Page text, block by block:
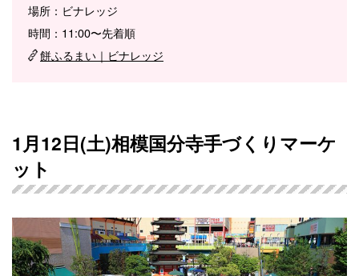
場所：ビナレッジ
時間：11:00〜先着順
餅ふるまい｜ビナレッジ
1月12日(土)相模国分寺手づくりマーケ
ット